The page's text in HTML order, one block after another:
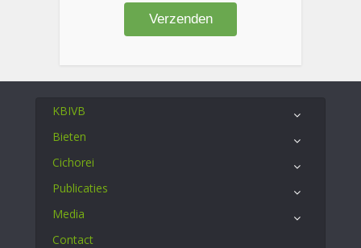
KBIVB
Bieten
Cichorei
Publicaties
Media
Contact